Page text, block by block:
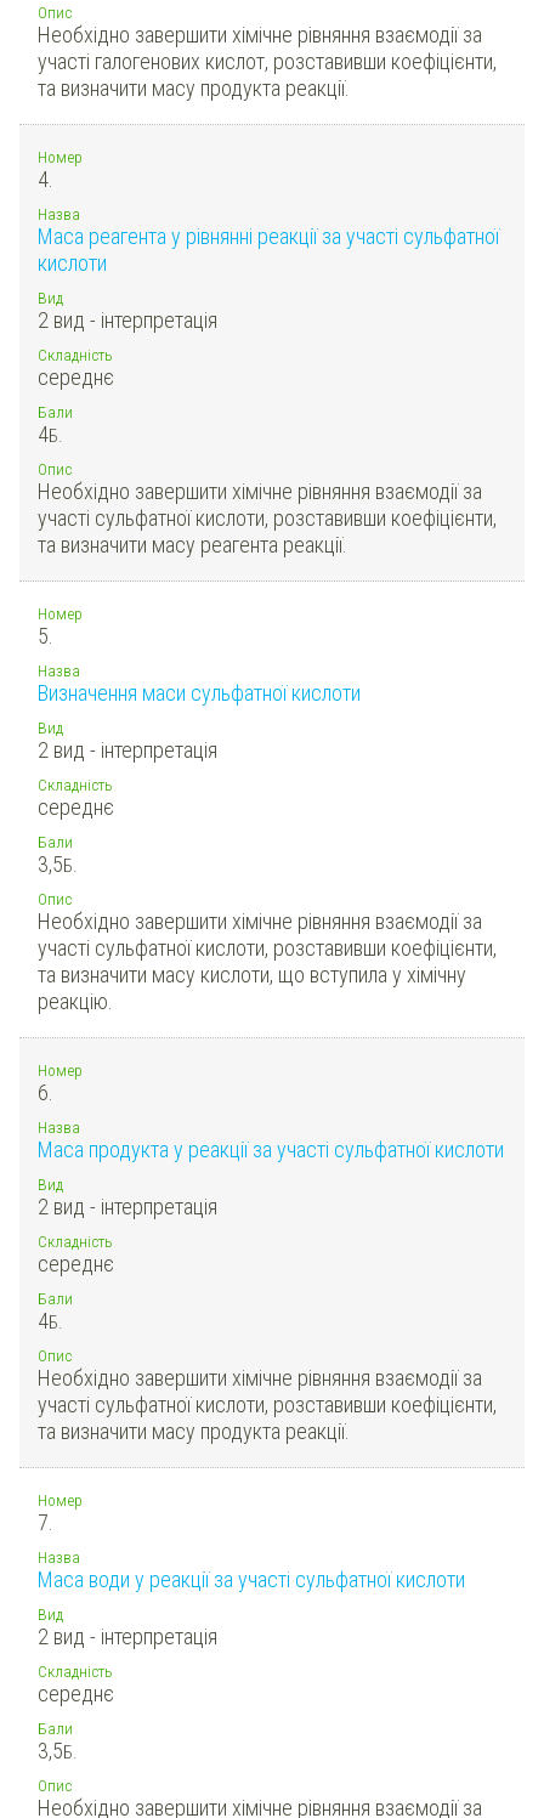
Опис
Необхідно завершити хімічне рівняння взаємодії за
участі галогенових кислот, розставивши коефіцієнти,
та визначити масу продукта реакції.
Номер
4.
Назва
Маса реагента у рівнянні реакції за участі сульфатної
кислоти
Вид
2 вид - інтерпретація
Складність
середнє
Бали
4Б.
Опис
Необхідно завершити хімічне рівняння взаємодії за
участі сульфатної кислоти, розставивши коефіцієнти,
та визначити масу реагента реакції.
Номер
5.
Назва
Визначення маси сульфатної кислоти
Вид
2 вид - інтерпретація
Складність
середнє
Бали
3,5Б.
Опис
Необхідно завершити хімічне рівняння взаємодії за
участі сульфатної кислоти, розставивши коефіцієнти,
та визначити масу кислоти, що вступила у хімічну
реакцію.
Номер
6.
Назва
Маса продукта у реакції за участі сульфатної кислоти
Вид
2 вид - інтерпретація
Складність
середнє
Бали
4Б.
Опис
Необхідно завершити хімічне рівняння взаємодії за
участі сульфатної кислоти, розставивши коефіцієнти,
та визначити масу продукта реакції.
Номер
7.
Назва
Маса води у реакції за участі сульфатної кислоти
Вид
2 вид - інтерпретація
Складність
середнє
Бали
3,5Б.
Опис
Необхідно завершити хімічне рівняння взаємодії за